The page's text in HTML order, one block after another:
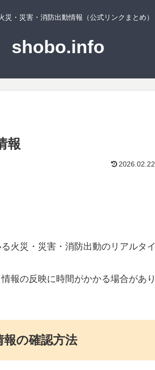
災・災害・消防出動情報（公式リンクまとめ）
shobo.info
報
2026.02.22
火災・災害・消防出動のリアルタイ
報の反映に時間がかかる場合があり
の確認方法